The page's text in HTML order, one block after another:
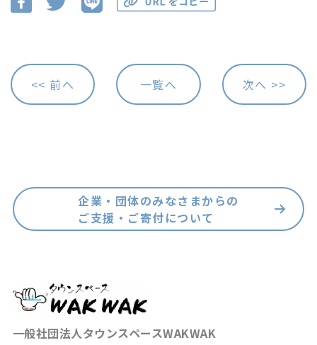
<< 前へ 一覧へ 次へ >>
企業・団体のみなさまからの
ご支援・ご寄付について
一般社団法人タウンスペースWAKWAK